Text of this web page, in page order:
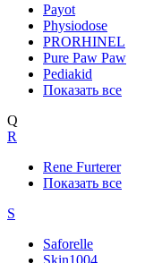
Payot
Physiodose
PRORHINEL
Pure Paw Paw
Pediakid
Показать все
Q
R
Rene Furterer
Показать все
S
Saforelle
Skin1004